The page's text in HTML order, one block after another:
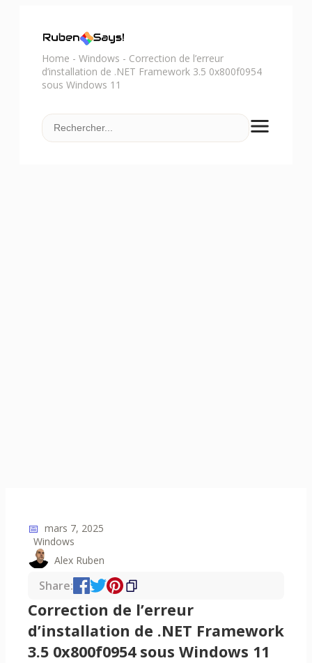
Home - Windows - Correction de l’erreur
d’installation de .NET Framework 3.5 0x800f0954
sous Windows 11
📅 mars 7, 2025
Windows
Alex Ruben
Share:
Correction de l’erreur
d’installation de .NET Framework
3.5 0x800f0954 sous Windows 11